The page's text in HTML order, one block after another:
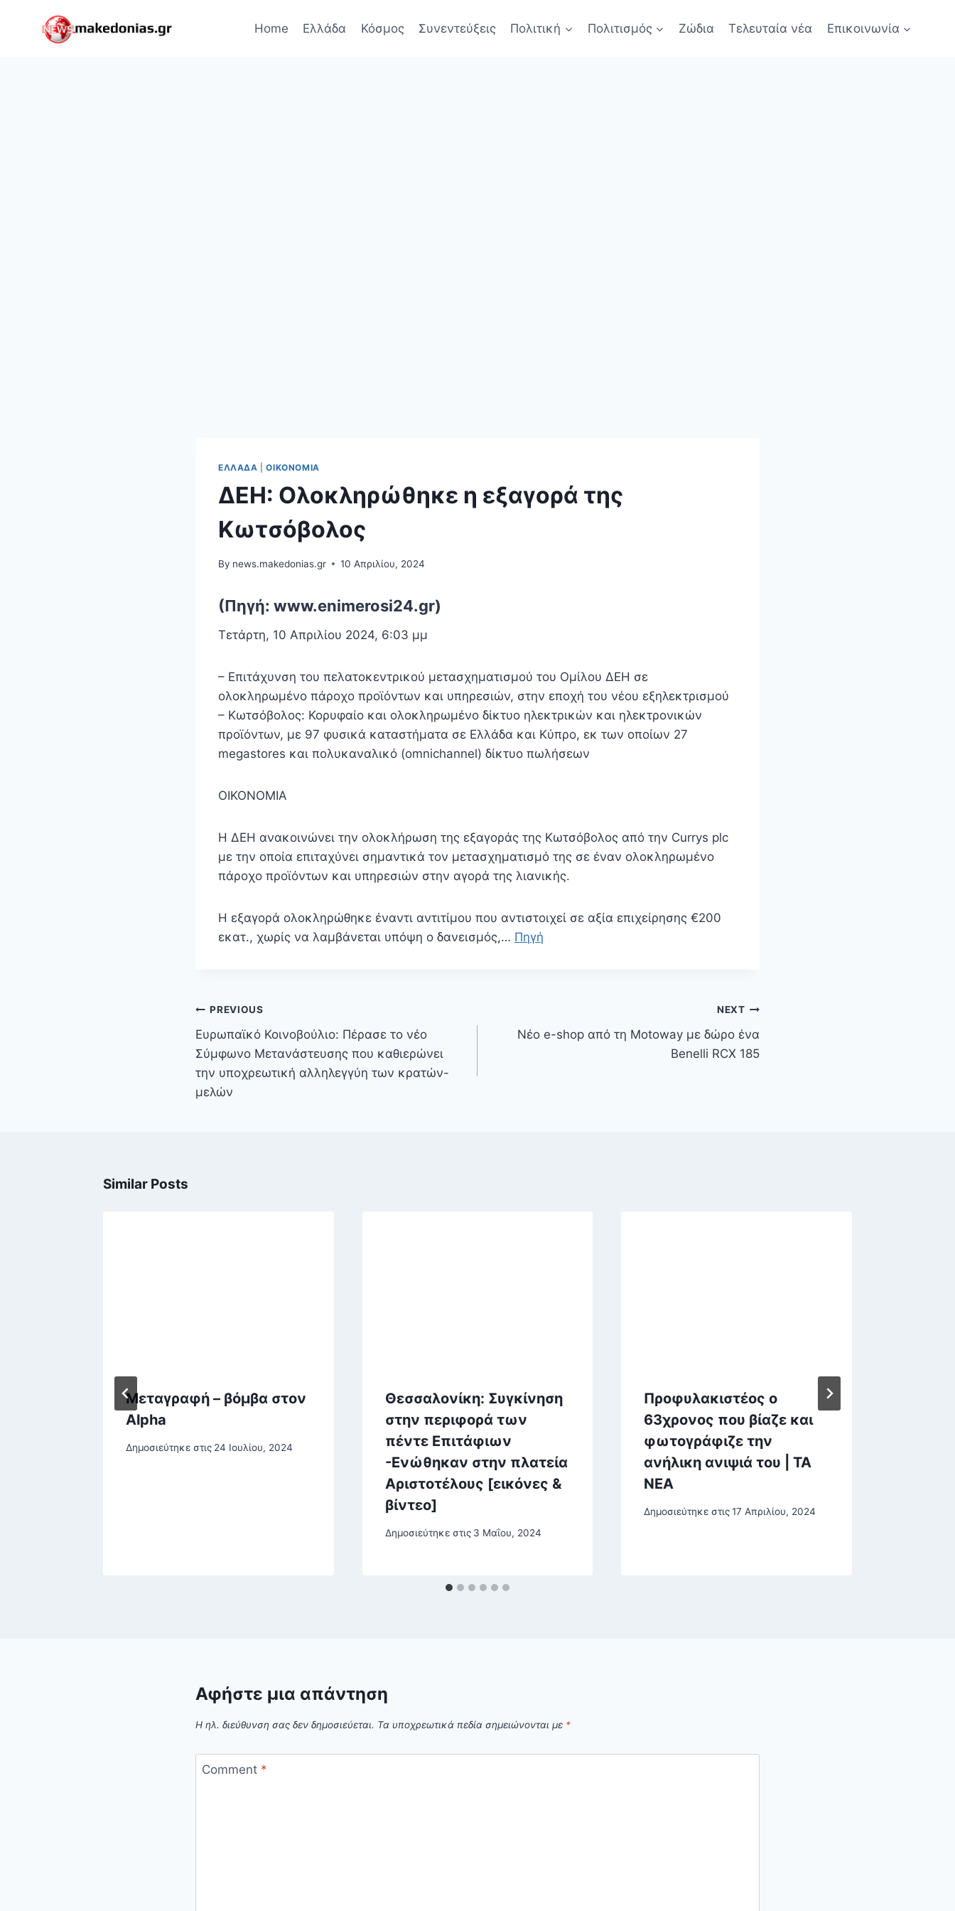
Home Ελλάδα Κόσμος Συνεντεύξεις Πολιτική Πολιτισμός Ζώδια Τελευταία νέα Επικοινωνία
ΕΛΛΆΔΑ |ΟΙΚΟΝΟΜΊΑ
ΔΕΗ: Ολοκληρώθηκε η εξαγορά της
Κωτσόβολος
By news.makedonias.gr 10 Απριλίου, 2024
(Πηγή: www.enimerosi24.gr)
Τετάρτη, 10 Απριλίου 2024, 6:03 μμ
– Επιτάχυνση του πελατοκεντρικού μετασχηματισμού του Ομίλου ΔΕΗ σε
ολοκληρωμένο πάροχο προϊόντων και υπηρεσιών, στην εποχή του νέου εξηλεκτρισμού
– Κωτσόβολος: Κορυφαίο και ολοκληρωμένο δίκτυο ηλεκτρικών και ηλεκτρονικών
προϊόντων, με 97 φυσικά καταστήματα σε Ελλάδα και Κύπρο, εκ των οποίων 27
megastores και πολυκαναλικό (omnichannel) δίκτυο πωλήσεων
ΟΙΚΟΝΟΜΙΑ
Η ΔΕΗ ανακοινώνει την ολοκλήρωση της εξαγοράς της Κωτσόβολος από την Currys plc
με την οποία επιταχύνει σημαντικά τον μετασχηματισμό της σε έναν ολοκληρωμένο
πάροχο προϊόντων και υπηρεσιών στην αγορά της λιανικής.
Η εξαγορά ολοκληρώθηκε έναντι αντιτίμου που αντιστοιχεί σε αξία επιχείρησης €200
εκατ., χωρίς να λαμβάνεται υπόψη ο δανεισμός,… Πηγή
Πλοήγηση
άρθρων
PREVIOUS
Ευρωπαϊκό Κοινοβούλιο: Πέρασε το νέο
Σύμφωνο Μετανάστευσης που καθιερώνει
την υποχρεωτική αλληλεγγύη των κρατών-
μελών
NEXT
Νέο e-shop από τη Motoway με δώρο ένα
Benelli RCX 185
Similar Posts
Μεταγραφή – βόμβα στον
Alpha
Δημοσιεύτηκε στις 24 Ιουλίου, 2024
Θεσσαλονίκη: Συγκίνηση
στην περιφορά των
πέντε Επιτάφιων
-Ενώθηκαν στην πλατεία
Αριστοτέλους [εικόνες &
βίντεο]
Δημοσιεύτηκε στις 3 Μαΐου, 2024
Προφυλακιστέος o
63χρονος που βίαζε και
φωτογράφιζε την
ανήλικη ανιψιά του | ΤΑ
ΝΕΑ
Δημοσιεύτηκε στις 17 Απριλίου, 2024
Αφήστε μια απάντηση
Η ηλ. διεύθυνση σας δεν δημοσιεύεται. Τα υποχρεωτικά πεδία σημειώνονται με *
Comment *